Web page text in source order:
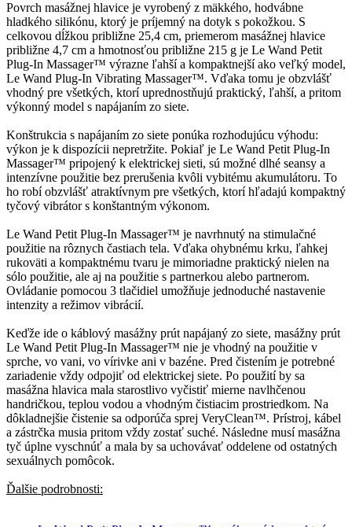
Povrch masážnej hlavice je vyrobený z mäkkého, hodvábne
hladkého silikónu, ktorý je príjemný na dotyk s pokožkou. S
celkovou dĺžkou približne 25,4 cm, priemerom masážnej hlavice
približne 4,7 cm a hmotnosťou približne 215 g je Le Wand Petit
Plug-In Massager™ výrazne ľahší a kompaktnejší ako veľký model,
Le Wand Plug-In Vibrating Massager™. Vďaka tomu je obzvlášť
vhodný pre všetkých, ktorí uprednostňujú praktický, ľahší, a pritom
výkonný model s napájaním zo siete.
Konštrukcia s napájaním zo siete ponúka rozhodujúcu výhodu:
výkon je k dispozícii nepretržite. Pokiaľ je Le Wand Petit Plug-In
Massager™ pripojený k elektrickej sieti, sú možné dlhé seansy a
intenzívne použitie bez prerušenia kvôli vybitému akumulátoru. To
ho robí obzvlášť atraktívnym pre všetkých, ktorí hľadajú kompaktný
tyčový vibrátor s konštantným výkonom.
Le Wand Petit Plug-In Massager™ je navrhnutý na stimulačné
použitie na rôznych častiach tela. Vďaka ohybnému krku, ľahkej
rukoväti a kompaktnému tvaru je mimoriadne praktický nielen na
sólo použitie, ale aj na použitie s partnerkou alebo partnerom.
Ovládanie pomocou 3 tlačidiel umožňuje jednoduché nastavenie
intenzity a režimov vibrácií.
Keďže ide o káblový masážny prút napájaný zo siete, masážny prút
Le Wand Petit Plug-In Massager™ nie je vhodný na použitie v
sprche, vo vani, vo vírivke ani v bazéne. Pred čistením je potrebné
zariadenie vždy odpojiť od elektrickej siete. Po použití by sa
masážna hlavica mala starostlivo vyčistiť mierne navlhčenou
handričkou, teplou vodou a vhodným čistiacim prostriedkom. Na
dôkladnejšie čistenie sa odporúča sprej VeryClean™. Prístroj, kábel
a zástrčka musia pritom vždy zostať suché. Následne musí masážna
tyč úplne vyschnúť a mala by sa uchovávať oddelene od ostatných
sexuálnych pomôcok.
Ďalšie podrobnosti: